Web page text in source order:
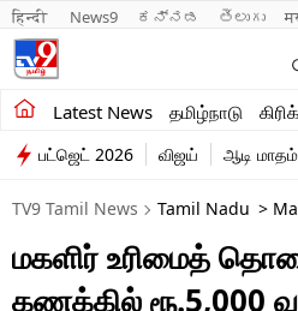
हिन्दी News9 ಕನ್ನಡ తెలుగు
Latest News தமிழ்நாடு
சமீபத்திய செய்திகள்
தமிழ்நாடு
இந்தியா
உலகம்
பட்ஜெட் 2026 விஜய் ஆடி மாதம்
TV9 Tamil News Tamil Nadu >
மகளிர் உரிமைத்
கணக்கில் ரூ.5,000